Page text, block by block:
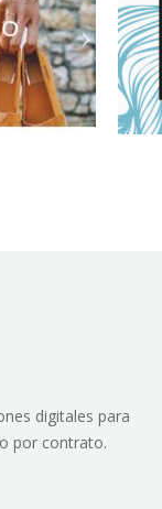
digitales para
por contrato.